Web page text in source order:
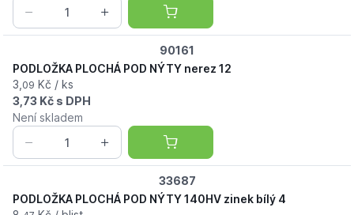
90161
PODLOŽKA PLOCHÁ POD NÝTY nerez 12
3, 09 Kč / ks
3,73 Kč s DPH
Není skladem
33687
PODLOŽKA PLOCHÁ POD NÝTY 140HV zinek bílý 4